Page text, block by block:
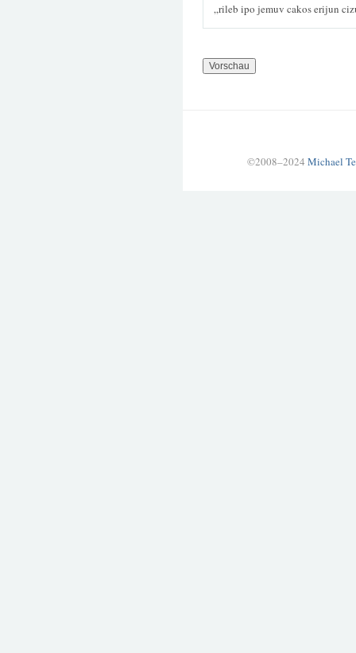
„rileb ipo jemuv cakos erijun
©2008–2024 Michael